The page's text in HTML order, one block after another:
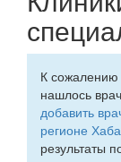
К сожалению
нашлось
добавить
регионе
результаты